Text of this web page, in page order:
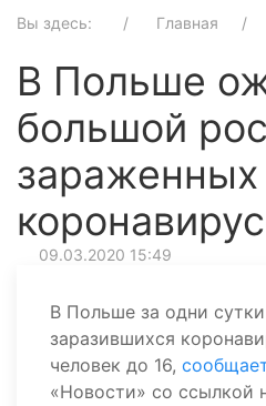
Вы здесь: Главная
В Польше
большой
зараженных
09.03.2020 15:49
В Польше за одни
заразившихся
человек до 16,
«Новости» со ссылкой